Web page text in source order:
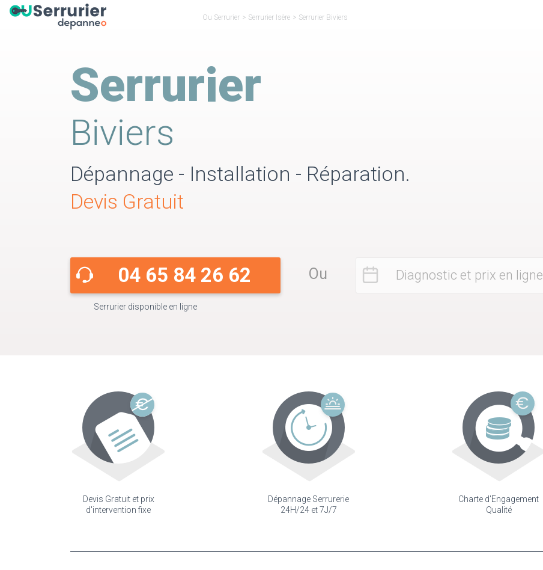
Ou Serrurier > Serrurier Isère > Serrurier Biviers
Serrurier
Biviers
Dépannage - Installation - Réparation.
Devis Gratuit
04 65 84 26 62
Serrurier disponible en ligne
Ou Diagnostic et prix en ligne
Devis Gratuit et prix
d'intervention fixe
Dépannage Serrurerie
24H/24 et 7J/7
Charte d'Engagement
Qualité